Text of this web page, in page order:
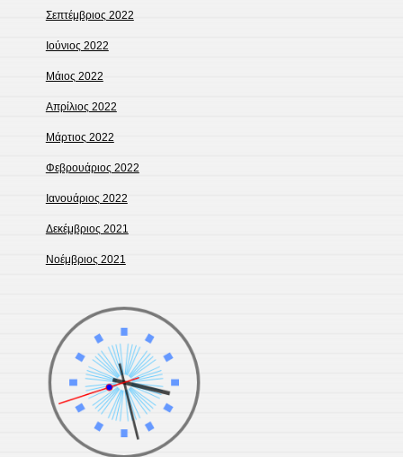
Σεπτέμβριος 2022
Ιούνιος 2022
Μάιος 2022
Απρίλιος 2022
Μάρτιος 2022
Φεβρουάριος 2022
Ιανουάριος 2022
Δεκέμβριος 2021
Νοέμβριος 2021